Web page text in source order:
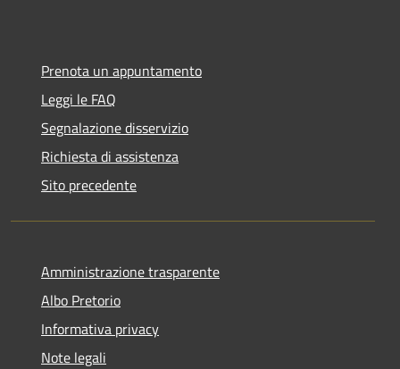
Prenota un appuntamento
Leggi le FAQ
Segnalazione disservizio
Richiesta di assistenza
Sito precedente
Amministrazione trasparente
Albo Pretorio
Informativa privacy
Note legali